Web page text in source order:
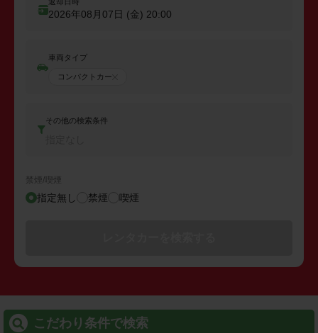
2026年08月07日 (金) 20:00
車両タイプ
コンパクトカー
その他の検索条件
禁煙/喫煙
指定無し 禁煙 喫煙
こだわり条件で検索